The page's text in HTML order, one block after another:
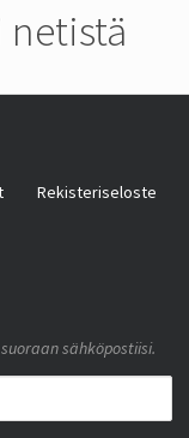
Rekisteriseloste
sähköpostiisi.